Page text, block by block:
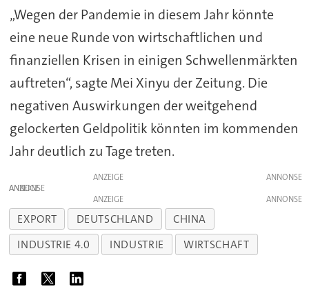
„Wegen der Pandemie in diesem Jahr könnte
eine neue Runde von wirtschaftlichen und
finanziellen Krisen in einigen Schwellenmärkten
auftreten“, sagte Mei Xinyu der Zeitung. Die
negativen Auswirkungen der weitgehend
gelockerten Geldpolitik könnten im kommenden
Jahr deutlich zu Tage treten.
ANZEIGE
ANZEIGE
ANZEIGE
EXPORT DEUTSCHLAND
CHINA
INDUSTRIE 4.0
INDUSTRIE WIRTSCHAFT